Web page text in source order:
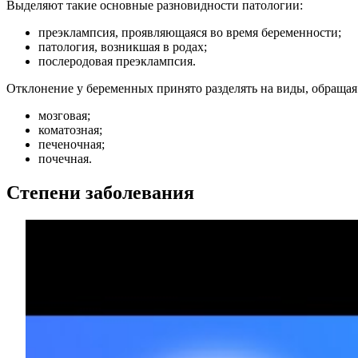
Выделяют такие основные разновидности патологии:
преэклампсия, проявляющаяся во время беременности;
патология, возникшая в родах;
послеродовая преэклампсия.
Отклонение у беременных принято разделять на виды,
мозговая;
коматозная;
печеночная;
почечная.
Степени заболевания